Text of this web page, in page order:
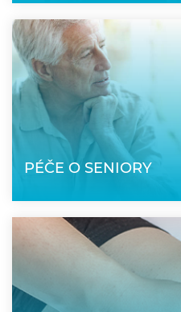
PÉČE O SENIORY